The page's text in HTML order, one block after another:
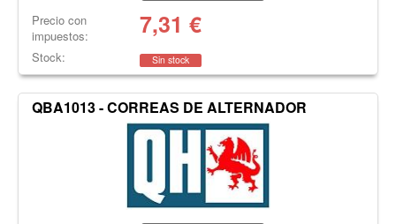
Precio con
impuestos:
7,31 €
Stock: Sin stock
QBA1013 - CORREAS DE ALTERNADOR